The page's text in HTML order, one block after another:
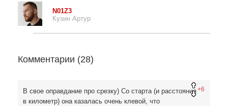
N01Z3
Кузин Артур
Комментарии (28)
+6
В свое оправдание про срезку) Со старта (и расстояния
в километр) она казалась очень клевой, что